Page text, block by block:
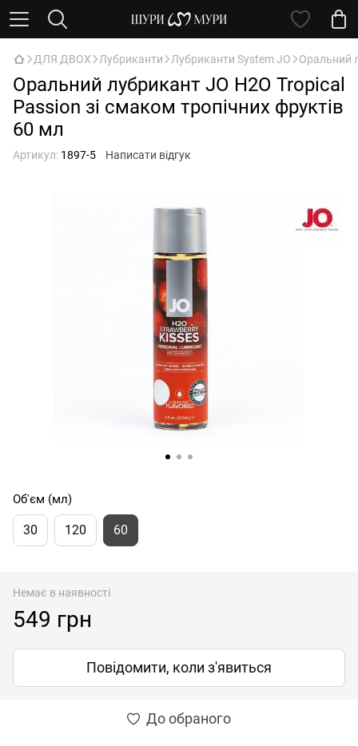
ДЛЯ ДВОХ Лубриканти Лубриканти System JO Оральний
Оральний лубрикант JO H2O Tropical
Passion зі смаком тропічних фруктів
60 мл
Артикул: 1897-5 Написати відгук
Об'єм (мл)
30 120 60
Немає в наявності
549 грн
Повідомити, коли з'явиться
До обраного